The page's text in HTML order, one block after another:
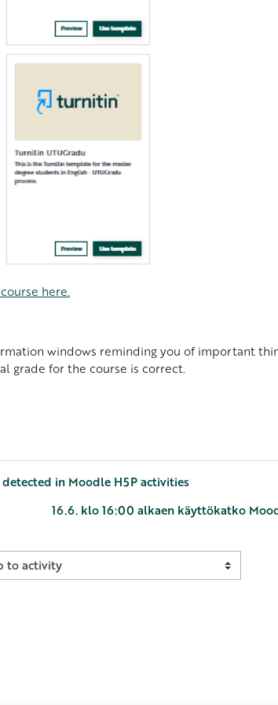
here.
windows reminding you of important
grade for the course is correct.
in Moodle H5P activities
16.6. klo 16:00 alkaen käyttökatko
activity